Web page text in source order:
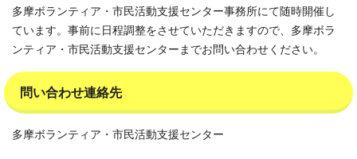
多摩ボランティア・市民活動支援センター事務所にて随時開催し
ています。事前に日程調整をさせていただきますので、多摩ボラ
ンティア・市民活動支援センターまでお問い合わせください。
問い合わせ連絡先
多摩ボランティア・市民活動支援センター